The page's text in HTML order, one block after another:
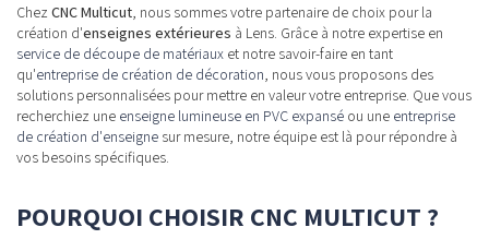
Chez CNC Multicut , nous sommes votre partenaire de choix pour la
création d'enseignes extérieures à Lens. Grâce à notre expertise en
service de découpe de matériaux et notre savoir-faire en tant
qu'entreprise de création de décoration , nous vous proposons des
solutions personnalisées pour mettre en valeur votre entreprise. Que vous
recherchiez une enseigne lumineuse en PVC expansé ou une entreprise
de création d'enseigne sur mesure, notre équipe est là pour répondre à
vos besoins spécifiques.
POURQUOI CHOISIR CNC MULTICUT ?